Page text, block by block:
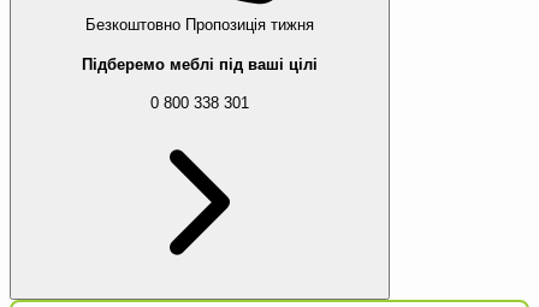
Безкоштовно Пропозиція тижня
Підберемо меблі під ваші цілі
0 800 338 301